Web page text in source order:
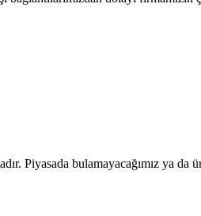
Piyasada bulamayacağımız ya